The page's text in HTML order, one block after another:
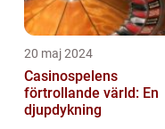
20 maj 2024
Casinospelens
förtrollande värld: En
djupdykning